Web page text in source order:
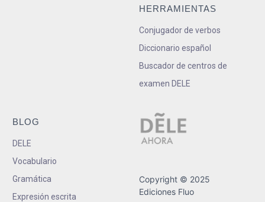
HERRAMIENTAS
Conjugador de verbos
Diccionario español
Buscador de centros de
examen DELE
BLOG
DELE
Vocabulario
Gramática
Expresión escrita
Copyright © 2025
Ediciones Fluo